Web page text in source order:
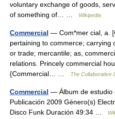
voluntary exchange of goods,
of something of… …
Wikipedia
Commercial — Com*mer cial, a.
pertaining to commerce; carrying
or trade; mercantile; as,
relations. Princely commercial
{Commercial… …
The Collaborative
Commercial — Álbum de estudio
Publicación 2009 Género(s)
Disco Funk Duración 49:34 …